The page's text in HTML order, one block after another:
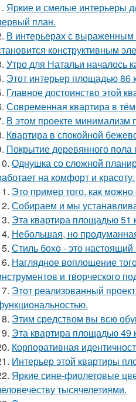
Яркие и смелые интерьеры
план.
В интерьерах с выраженным
конструктивным
Утро для Натальи началось
Этот интерьер площадью 86
Главное достоинство этой
Современная квартира в
В этом проекте минимализм
Квартира в спокойной
Покрытие деревянного
Однушка со сложной
на комфорт и красоту.
Это пример того, как можно
Собираем и мы
Эта квартира площадью 51
Небольшая, но
Стиль бохо - это
Наглядное воплощение
и творческого
Этот реализованный
Этим средством вы всю
Эта квартира площадью 49
Корпоративная
Интерьер этой квартиры
Яркие сине-фиолетовые
тысячелетиями.